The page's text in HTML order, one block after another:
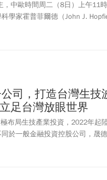
，中歐時間周二（8日）上午11
學家霍普菲爾德（John J.
Hinton）共享殊榮，以表彰他
司，打造台灣生技
足台灣放眼世界
布局生技產業投資，2022年起
於一般金融投資控股公司，晟
下游，並同時橫向擴張事業版